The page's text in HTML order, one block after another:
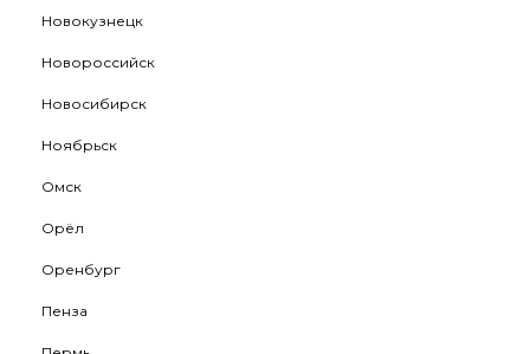
Новокузнецк
Новороссийск
Новосибирск
Ноябрьск
Омск
Орёл
Оренбург
Пенза